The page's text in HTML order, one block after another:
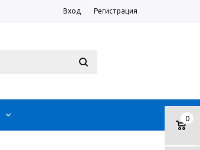
Вход Регистрация
0